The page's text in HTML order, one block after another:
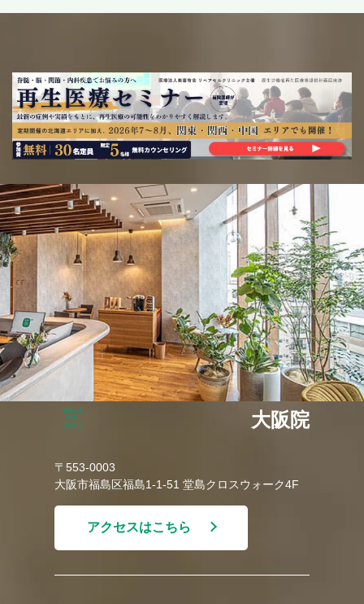
大阪院
〒553-0003
大阪市福島区福島1-1-51 堂島クロスウォーク4F
アクセスはこちら